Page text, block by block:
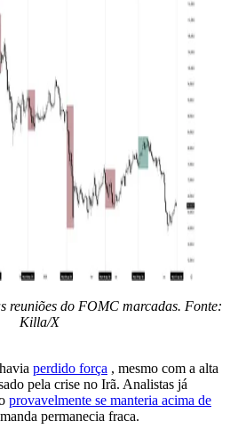
reuniões do FOMC marcadas. Fonte:
Killa/X
perdido força , mesmo com a alta
pela crise no Irã. Analistas já
provavelmente se manteria acima de
permanecia fraca.